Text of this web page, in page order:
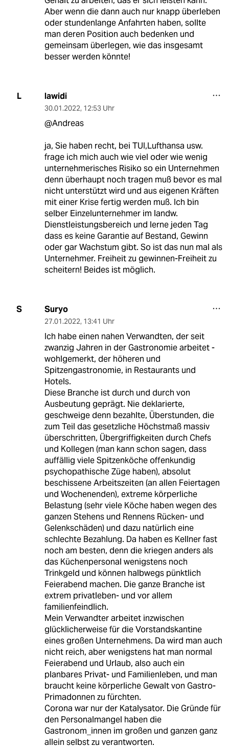
Aber wenn die dann auch nur knapp überleben
oder stundenlange Anfahrten haben, sollte
man deren Position auch bedenken und
gemeinsam überlegen, wie das insgesamt
besser werden könnte!
L lawidi
30.01.2022, 12:53 Uhr
@Andreas
ja, Sie haben recht, bei TUI,Lufthansa usw.
frage ich mich auch wie viel oder wie wenig
unternehmerisches Risiko so ein Unternehmen
denn überhaupt noch tragen muß bevor es mal
nicht unterstützt wird und aus eigenen Kräften
mit einer Krise fertig werden muß. Ich bin
selber Einzelunternehmer im landw.
Dienstleistungsbereich und lerne jeden Tag
dass es keine Garantie auf Bestand, Gewinn
oder gar Wachstum gibt. So ist das nun mal als
Unternehmer. Freiheit zu gewinnen-Freiheit zu
scheitern! Beides ist möglich.
S Suryo
27.01.2022, 13:41 Uhr
Ich habe einen nahen Verwandten, der seit
zwanzig Jahren in der Gastronomie arbeitet -
wohlgemerkt, der höheren und
Spitzengastronomie, in Restaurants und
Hotels.
Diese Branche ist durch und durch von
Ausbeutung geprägt. Nie deklarierte,
geschweige denn bezahlte, Überstunden, die
zum Teil das gesetzliche Höchstmaß massiv
überschritten, Übergriffigkeiten durch Chefs
und Kollegen (man kann schon sagen, dass
auffällig viele Spitzenköche offenkundig
psychopathische Züge haben), absolut
beschissene Arbeitszeiten (an allen Feiertagen
und Wochenenden), extreme körperliche
Belastung (sehr viele Köche haben wegen des
ganzen Stehens und Rennens Rücken- und
Gelenkschäden) und dazu natürlich eine
schlechte Bezahlung. Da haben es Kellner fast
noch am besten, denn die kriegen anders als
das Küchenpersonal wenigstens noch
Trinkgeld und können halbwegs pünktlich
Feierabend machen. Die ganze Branche ist
extrem privatleben- und vor allem
familienfeindlich.
Mein Verwandter arbeitet inzwischen
glücklicherweise für die Vorstandskantine
eines großen Unternehmens. Da wird man auch
nicht reich, aber wenigstens hat man normal
Feierabend und Urlaub, also auch ein
planbares Privat- und Familienleben, und man
braucht keine körperliche Gewalt von Gastro-
Primadonnen zu fürchten.
Corona war nur der Katalysator. Die Gründe für
den Personalmangel haben die
Gastronom_innen im großen und ganzen ganz
allein selbst zu verantworten.